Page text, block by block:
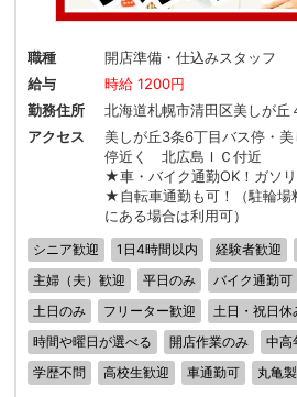
職種
開店準備・仕込みスタッフ
給与
時給 1200円
勤務住所
北海道札幌市清田区美しが丘
アクセス
美しが丘3条6丁目バス停・
停近く 北広島ＩＣ付近
★車・バイク通勤OK！ガソリ
★自転車通勤も可！（駐輪場
にある場合は利用可）
シニア歓迎 1日4時間以内 経験者歓迎
主婦（夫）歓迎
平日のみ バイク通勤可
土日のみ
フリーター歓迎 土日・祝日休
時間や曜日が選べる
開店作業のみ 中高
学歴不問
高校生歓迎 車通勤可 丸亀